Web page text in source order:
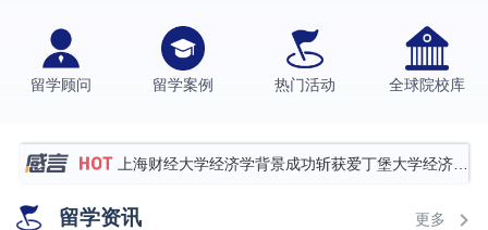
留学顾问 留学案例 热门活动 全球院校库
格拉斯哥大学国际商务硕士录取案例
伯明翰大学数字媒体与创意产业硕士录取案例
Offer
上海财经大学经济学背景成功斩获爱丁堡大学经济学
硕士录取
数学背景的他，靠“供应链”故事敲开哥大、宾大之门
留学资讯 更多